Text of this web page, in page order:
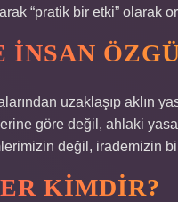
“pratik bir etki” olarak
INSAN
uzaklaşıp aklın
göre değil, ahlaki
değil, irademizin
KIMDIR?